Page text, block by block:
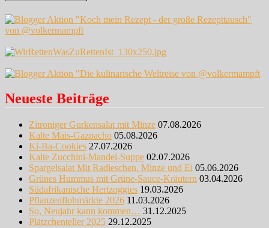
Neueste Beiträge
Zitroniger Gurkensalat mit Minze 07.08.2026
Kalte Mais-Gazpacho 05.08.2026
Ki-Ba-Cookies 27.07.2026
Kalte Zucchini-Mandel-Suppe 02.07.2026
Spargelsalat Mit Radieschen, Minze und Ei 05.06.2026
Grünes Hummus mit Grüne-Sauce-Kräutern 03.04.2026
Südafrikanische Hertzoggies 19.03.2026
Pflanzenflohmärkte 2026 11.03.2026
So, Neujahr kann kommen… 31.12.2025
Plätzchenteller 2025 29.12.2025